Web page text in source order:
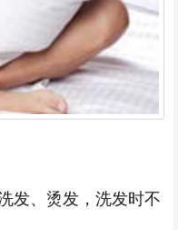
发、烫发，洗发时不